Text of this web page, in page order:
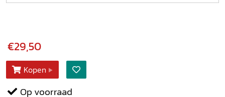
€29,50
Kopen
Op voorraad